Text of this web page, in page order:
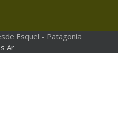
Esquel - Patagonia
Ar